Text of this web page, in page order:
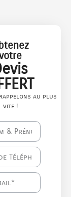
au plus
vite !